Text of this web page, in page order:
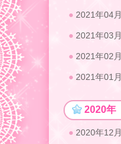
2021年04月
2021年03月
2021年02月
2021年01月
2020年
2020年12月